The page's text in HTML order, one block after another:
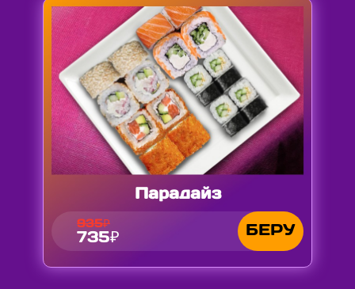
Парадайз
935₽
735₽ БЕРУ